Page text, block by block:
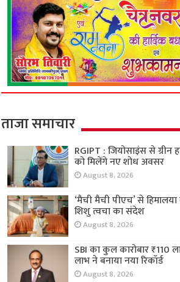
ताजा समाचार
RGIPT : जियोसाइंस से ग्रीन
को मिलेंगे नए शोध अवसर
August 8, 2026
‘मैची मैची पीएच’ से
शिशु त्वचा का संदेश
August 8, 2026
SBI का कुल कारोबार ₹110
लाभ ने बनाया नया रिकॉर्ड
August 8, 2026